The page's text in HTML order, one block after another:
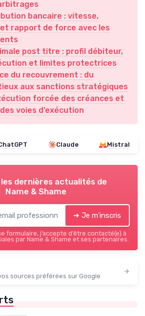
bancaire : vitesse,
rapport de force avec les
post titre : profil débiteur,
et limites protectrices
du recouvrement : du
aux sanctions stratégiques
forcée des créances et
voies d’exécution
Claude Mistral
dernières actualités de
Name & Shame
➔ Je m'inscris
formulaire, j’accepte d’être contacté(e) à
par Name & Shame et ses partenaires.
sources préférées sur Google